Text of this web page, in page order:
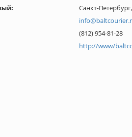
Санкт-
(812) 954-81-28
http://www/